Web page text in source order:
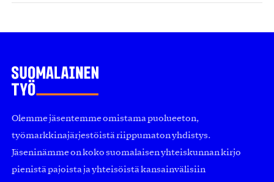
Olemme jäsentemme omistama puolueeton,
työmarkkinajärjestöistä riippumaton yhdistys.
Jäseninämme on koko suomalaisen yhteiskunnan kirjo
pienistä pajoista ja yhteisöistä kansainvälisiin